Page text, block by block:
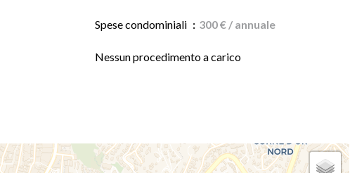
Spese condominiali 300 € / annuale
Nessun procedimento a carico